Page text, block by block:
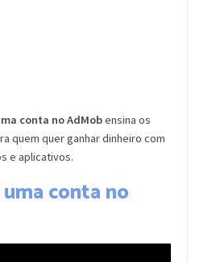
conta no AdMobensina os
quem quer ganhar dinheiro com
e aplicativos.
conta no